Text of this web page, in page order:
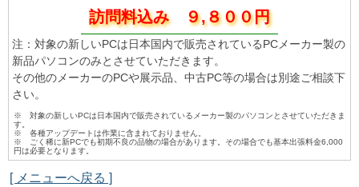
訪問料込み ９,８００円
注：対象の新しいPCは日本国内で販売されているPCメーカー製の
新品パソコンのみとさせていただきます。
その他のメーカーのPCや展示品、中古PC等の場合は別途ご相談下
さい。
※ 対象の新しいPCは日本国内で販売されているメーカー製のパソコンとさせていただきま
す。
※ 各種アップデートは作業に含まれておりません。
※ ごく稀に新PCでも初期不良の品物の場合があります。その場合でも基本出張料金6,000
円は必要となります。
[ メニューへ戻る ]